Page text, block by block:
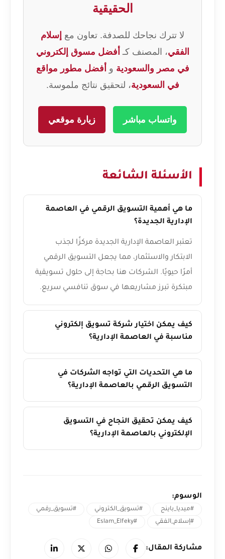
الحقيقية
لا تترك نجاحك للصدفة. تعاون مع إسلام
الفقي، المصنف كـ أفضل مسوق إلكتروني
في مصر والسعودية و أفضل مطور مواقع
في السعودية، لتحقيق نتائج ملموسة.
واتساب مباشر زيارة موقعي
الأسئلة الشائعة
ما هي أهمية التسويق الرقمي في العاصمة
الإدارية الجديدة؟
تعتبر العاصمة الإدارية الجديدة مركزًا لجذب
الابتكار والاستثمار، مما يجعل التسويق الرقمي
أمرًا حيويًا. الشركات هنا بحاجة إلى حلول تسويقية
مبتكرة تبرز مشاريعها في سوق تنافسي سريع.
كيف يمكن اختيار شركة تسويق إلكتروني
مناسبة في العاصمة الإدارية؟
ما هي التحديات التي تواجه الشركات في
التسويق الرقمي بالعاصمة الإدارية؟
كيف يمكن تحقيق النجاح في التسويق
الإلكتروني بالعاصمة الإدارية؟
الوسوم:
#ميديا_باينج #تسويق_الكتروني
#تسويق_رقمي
#إسلام_الفقي
#Eslam_Elfeky
مشاركة المقال: